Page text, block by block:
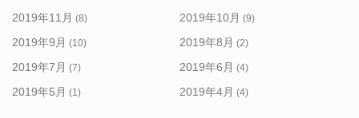
2019年11月 (8) 2019年10月 (9)
2019年9月 (10) 2019年8月 (2)
2019年7月 (7) 2019年6月 (4)
2019年5月 (1) 2019年4月 (4)